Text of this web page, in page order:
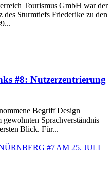
Tourismus GmbH war der
Sturmtiefs Friederike zu den
#8: Nutzerzentrierung
Begriff Design
Sprachverständnis
Blick. Für...